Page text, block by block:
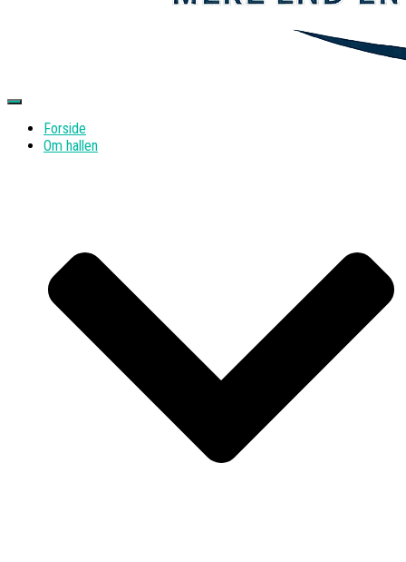
Skift navigation
Forside
Om hallen